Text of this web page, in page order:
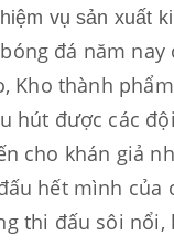
vụ sản xuất
đá năm
Kho thành
hút được các
cho khán giả
hết mình của
thi đấu sôi nổi,